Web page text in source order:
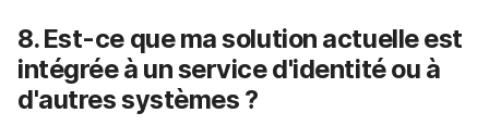
8. Est-ce que ma solution actuelle est
intégrée à un service d'identité ou à
d'autres systèmes ?